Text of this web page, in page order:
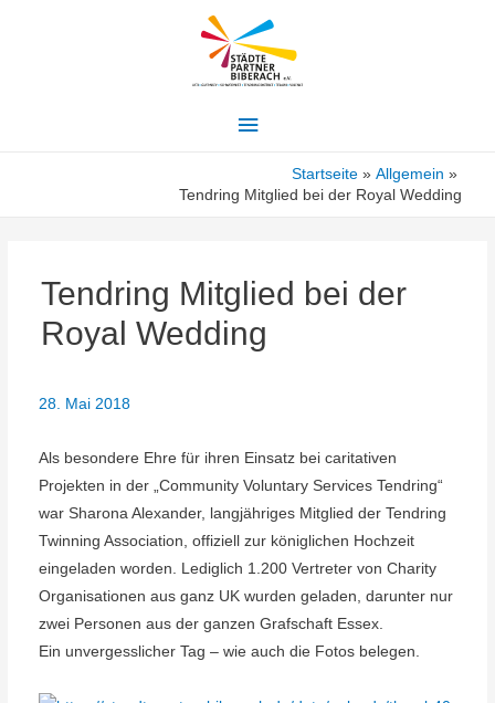
Hauptmenü
Startseite
Allgemein
Tendring Mitglied bei der Royal Wedding
Tendring Mitglied bei der
Royal Wedding
28. Mai 2018
Als besondere Ehre für ihren Einsatz bei caritativen
Projekten in der „Community Voluntary Services Tendring“
war Sharona Alexander, langjähriges Mitglied der Tendring
Twinning Association, offiziell zur königlichen Hochzeit
eingeladen worden. Lediglich 1.200 Vertreter von Charity
Organisationen aus ganz UK wurden geladen, darunter nur
zwei Personen aus der ganzen Grafschaft Essex.
Ein unvergesslicher Tag – wie auch die Fotos belegen.